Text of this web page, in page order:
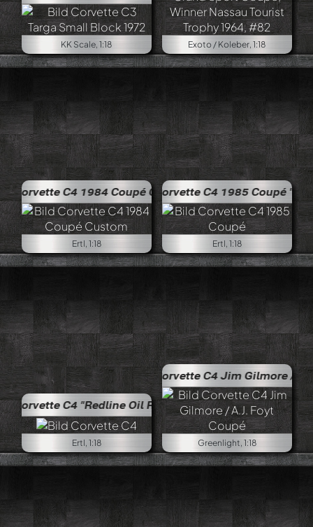
KK Scale, 1:18 Exoto / Koleber, 1:18
Coupé Custom
Ertl, 1:18
Corvette C4 1985 Coupé "Chicago Bears"
Ertl, 1:18
Oil Racing" 1995 Coupé
Ertl, 1:18
Corvette C4 Jim Gilmore / A.J. Foyt Coupé
Greenlight, 1:18